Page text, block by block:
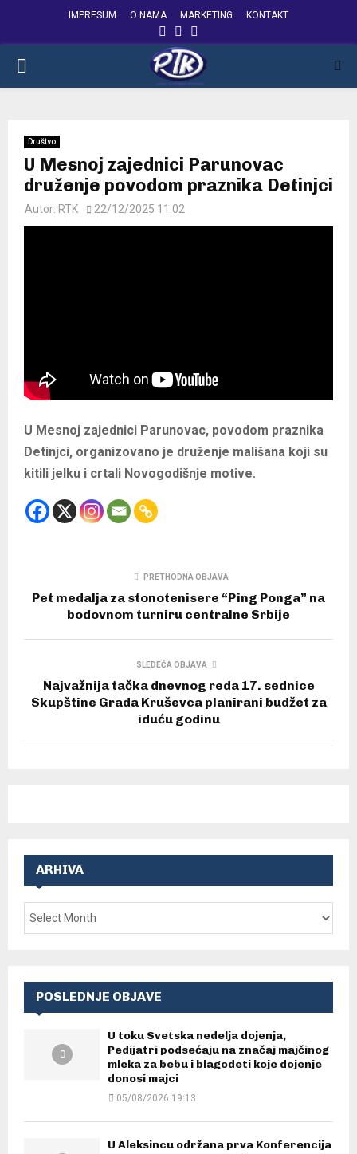
IMPRESUM O NAMA MARKETING KONTAKT
FACEBOOK
INSTAGRAM
PRIMARY
Društvo
U Mesnoj zajednici Parunovac
druženje povodom praznika Detinjci
Autor: RTK 22/12/2025 11:02
U Mesnoj zajednici Parunovac, povodom praznika
Detinjci, organizovano je druženje mališana koji su
kitili jelku i crtali Novogodišnje motive.
PRETHODNA OBJAVA
Pet medalja za stonotenisere “Ping Ponga” na
bodovnom turniru centralne Srbije
SLEDEĆA OBJAVA
Najvažnija tačka dnevnog reda 17. sednice
Skupštine Grada Kruševca planirani budžet za
iduću godinu
ARHIVA
POSLEDNJE OBJAVE
U toku Svetska nedelja dojenja,
Pedijatri podsećaju na značaj majčinog
mleka za bebu i blagodeti koje dojenje
donosi majci
05/08/2026 19:13
U Aleksincu održana prva Konferencija